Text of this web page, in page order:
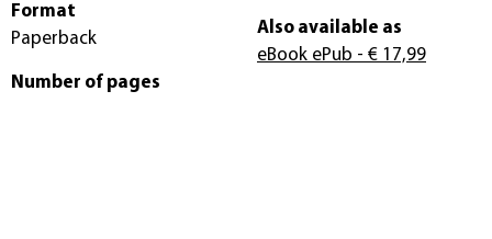
Format
Paperback
Number of pages
Also available as
eBook ePub - € 17,99